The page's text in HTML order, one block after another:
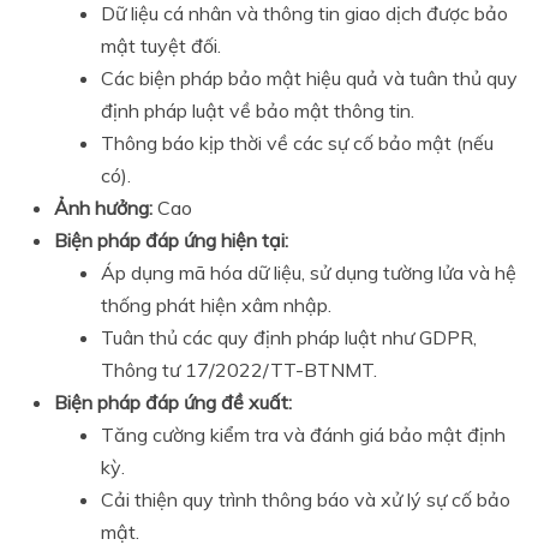
Dữ liệu cá nhân và thông tin giao dịch được bảo
mật tuyệt đối.
Các biện pháp bảo mật hiệu quả và tuân thủ quy
định pháp luật về bảo mật thông tin.
Thông báo kịp thời về các sự cố bảo mật (nếu
có).
Ảnh hưởng: Cao
Biện pháp đáp ứng hiện tại:
Áp dụng mã hóa dữ liệu, sử dụng tường lửa và hệ
thống phát hiện xâm nhập.
Tuân thủ các quy định pháp luật như GDPR,
Thông tư 17/2022/TT-BTNMT.
Biện pháp đáp ứng đề xuất:
Tăng cường kiểm tra và đánh giá bảo mật định
kỳ.
Cải thiện quy trình thông báo và xử lý sự cố bảo
mật.